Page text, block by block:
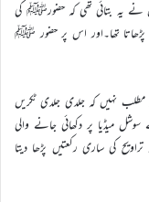
یہ بتائی تھی کہ حضورﷺ کی
تھا۔اور اس پر حضور ﷺ
نہیں کہ جلدی جلدی ٹکریں
میڈیا پر دکھائی جانے والی
کی ساری رکعتیں پڑھا دیتا